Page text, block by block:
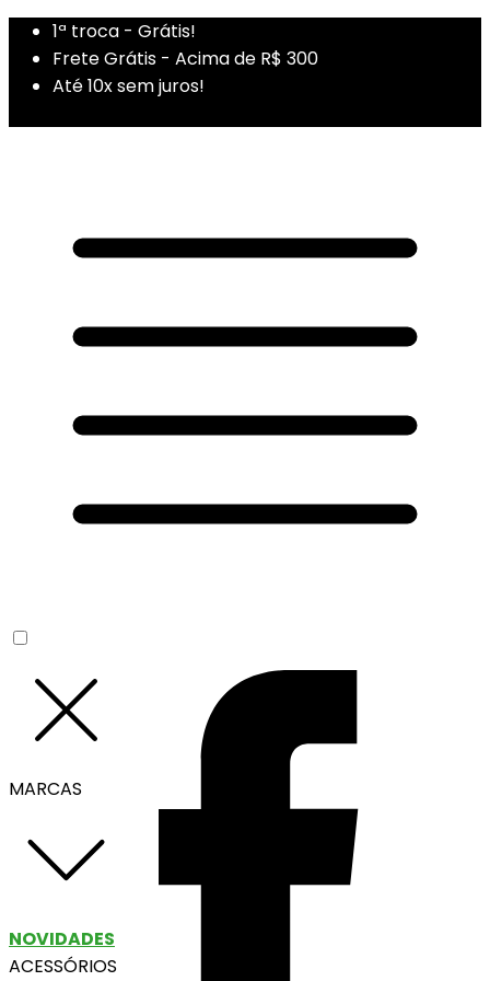
1ª troca - Grátis!
Frete Grátis - Acima de R$ 300
Até 10x sem juros!
MARCAS
NOVIDADES
ACESSÓRIOS